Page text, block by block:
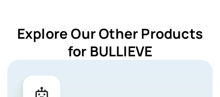
Explore Our Other Products
for BULLIEVE